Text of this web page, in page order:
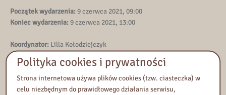
Początek wydarzenia:9 czerwca 2021, 09:00
Koniec wydarzenia:9 czerwca 2021, 13:00
Koordynator: Lilla Kołodziejczyk
Kontakt
Polityka cookies i prywatności
Strona internetowa używa plików cookies (tzw. ciasteczka) w
celu niezbędnym do prawidłowego działania serwisu,